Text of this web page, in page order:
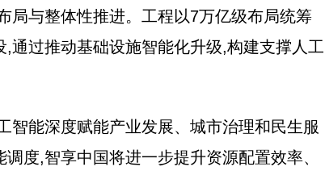
局与整体性推进。工程以7万亿级布局统筹
通过推动基础设施智能化升级,构建支撑人工
智能深度赋能产业发展、城市治理和民生服
度,智享中国将进一步提升资源配置效率、